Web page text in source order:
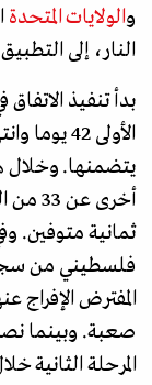
والولايات المتحدة
النار، إلى
الأولى
يتضمنها.
أخرى
المفترض الإفراج
صعبة. وبينما
المرحلة الثانية